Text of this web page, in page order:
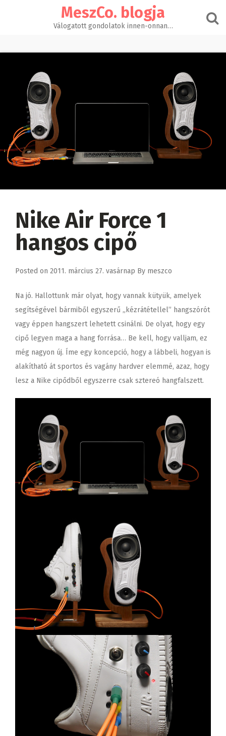
MeszCo. blogja
Válogatott gondolatok innen-onnan…
Nike Air Force 1
hangos cipő
Posted on 2011. március 27. vasárnap By meszco
Na jó. Hallottunk már olyat, hogy vannak kütyük, amelyek
segítségével bármiből egyszerű „kézrátétellel” hangszórót
vagy éppen hangszert lehetett csinálni. De olyat, hogy egy
cipő legyen maga a hang forrása… Be kell, hogy valljam, ez
még nagyon új. Íme egy koncepció, hogy a lábbeli, hogyan is
alakítható át sportos és vagány hardver elemmé, azaz, hogy
lesz a Nike cipődből egyszerre csak sztereó hangfalszett.